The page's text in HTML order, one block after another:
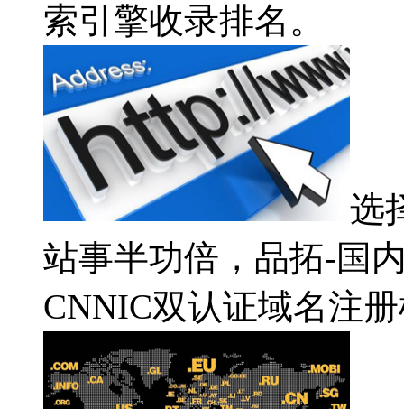
索引擎收录排名。
选
站事半功倍，品拓-国
CNNIC双认证域名注